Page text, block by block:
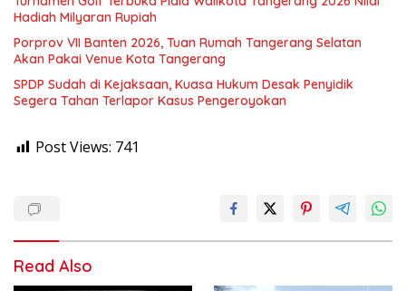
Hadiah Milyaran Rupiah
Porprov VII Banten 2026, Tuan Rumah Tangerang Selatan
Akan Pakai Venue Kota Tangerang
SPDP Sudah di Kejaksaan, Kuasa Hukum Desak Penyidik
Segera Tahan Terlapor Kasus Pengeroyokan
Post Views: 741
Read Also